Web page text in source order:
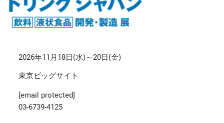
2026年11月18日(水)～20日(金)
東京ビッグサイト
[email protected]
03-6739-4125